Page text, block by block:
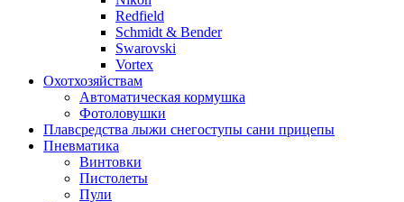
Redfield
Schmidt & Bender
Swarovski
Vortex
Охотхозяйствам
Автоматическая кормушка
Фотоловушки
Плавсредства лыжи снегоступы сани прицепы
Пневматика
Винтовки
Пистолеты
Пули